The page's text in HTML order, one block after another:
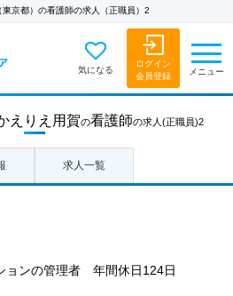
京都）の看護師の求人（正職員）2
気になる
ログイン
会員登録
メニュー
えりえ用賀の看護師の求人 (正職員)2
求人一覧
ョンの管理者 年間休日124日